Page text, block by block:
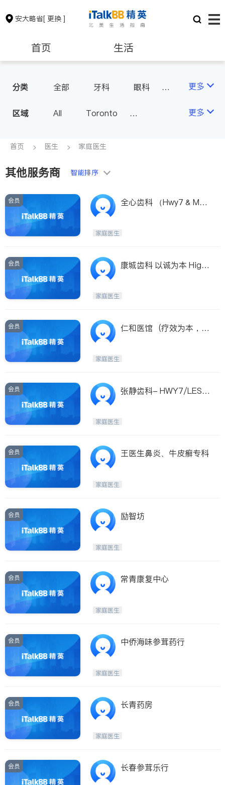
安大略省[ 更换 ]
首页 生活
保险理财 房地产租售
银行贷款
建筑装修
分类 全部 牙科
眼科
耳鼻喉科
医生-其它
家庭医生
更多
区域 All
Toronto
Scarborough
North York
Brampton
Kitchener
Newmarket
Stouffville
Maple
Waterloo
Guelph
Ajax
Oshawa
Niagara Falls
Pickering
Concord
Port Perry
King
更多
首页 医生 家庭医生
其他服务商 智能排序
会员
全心齿科 （Hwy7 & McC
家庭医生
会员
康城齿科 以诚为本 High
家庭医生
会员
仁和医馆 (疗效为本，口
家庭医生
会员
张静齿科- HWY7/LESLI
家庭医生
会员 王医生鼻炎、牛皮癣专科
家庭医生
会员 励智坊
家庭医生
会员 常青康复中心
家庭医生
会员 中侨海味参茸药行
家庭医生
会员 长青药房
家庭医生
会员 长春参茸乐行